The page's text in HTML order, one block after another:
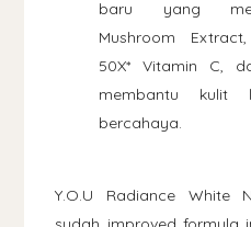
baru yang
Mushroom
50X* Vitamin C,
membantu kulit
bercahaya.
Y.O.U Radiance White